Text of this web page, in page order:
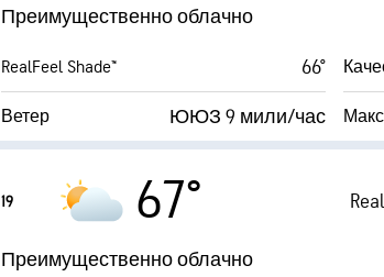
Точка росы
4 (Тускло)
Преимущественно облачно
RealFeel Shade™ 66°
Ветер ЮЮЗ 9 мили/час
Влажность
Точка росы
19 67°
Преимущественно облачно